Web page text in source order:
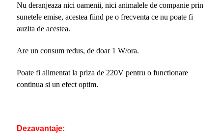
Nu deranjeaza nici oamenii, nici animalele de companie prin
sunetele emise, acestea fiind pe o frecventa ce nu poate fi
auzita de acestea.
Are un consum redus, de doar 1 W/ora.
Poate fi alimentat la priza de 220V pentru o functionare
continua si un efect optim.
Dezavantaje: